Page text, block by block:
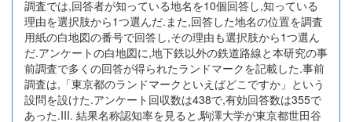
調査では,回答者が知っている地名を10個回答し,知っている
理由を選択肢から1つ選んだ.また,回答した地名の位置を調査
用紙の白地図の番号で回答し,その理由も選択肢から1つ選ん
だ.アンケートの白地図に,地下鉄以外の鉄道路線と本研究の事
前調査で多くの回答が得られたランドマークを記載した.事前
調査は,「東京都のランドマークといえばどこですか」という
設問を設けた.アンケート回収数は438で,有効回答数は355で
あった.III. 結果名称認知率を見ると,駒澤大学が東京都世田谷